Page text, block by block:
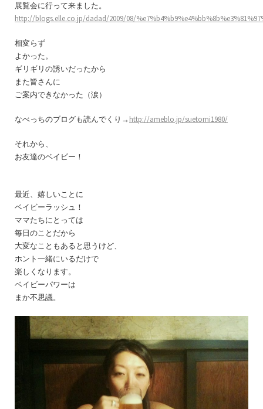
展覧会に行って来ました。
http://blogs.elle.co.jp/dadad/2009/08/
相変らず
よかった。
ギリギリの誘いだったから
また皆さんに
ご案内できなかった（涙）
なべっちのブログも読んでくり→http://ameblo.jp/suetomi1980/
それから、
お友達のベイビー！
最近、嬉しいことに
ベイビーラッシュ！
ママたちにとっては
毎日のことだから
大変なこともあると思うけど、
ホント一緒にいるだけで
楽しくなります。
ベイビーパワーは
まか不思議。